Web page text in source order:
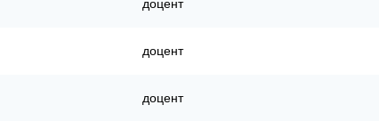
доцент
доцент
доцент